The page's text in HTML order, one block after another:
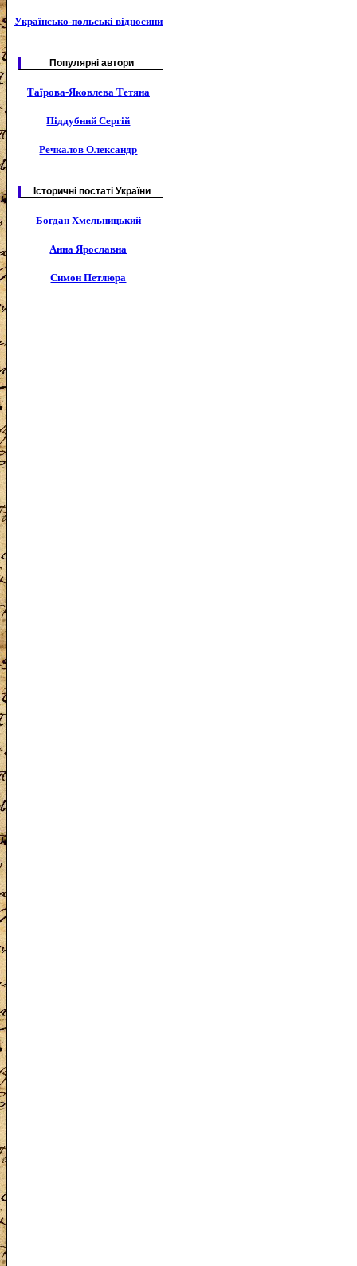
Українсько-польські відносини
Популярні автори
Таїрова-Яковлева Тетяна
Піддубний Сергій
Речкалов Олександр
Історичні постаті України
Богдан Хмельницький
Анна Ярославна
Симон Петлюра